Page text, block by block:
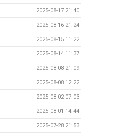
2025-08-17 21:40
2025-08-16 21:24
2025-08-15 11:22
2025-08-14 11:37
2025-08-08 21:09
2025-08-08 12:22
2025-08-02 07:03
2025-08-01 14:44
2025-07-28 21:53